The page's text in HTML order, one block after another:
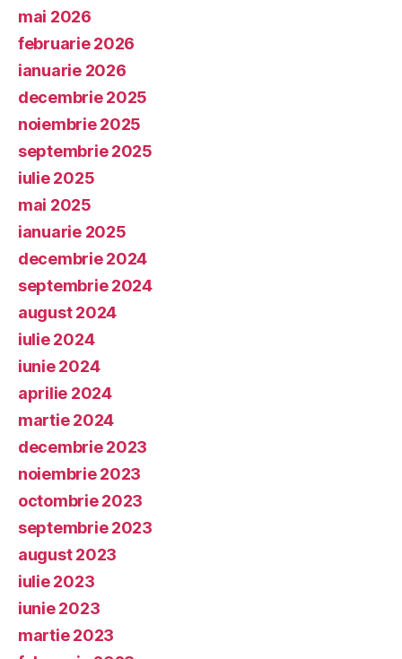
mai 2026
februarie 2026
ianuarie 2026
decembrie 2025
noiembrie 2025
septembrie 2025
iulie 2025
mai 2025
ianuarie 2025
decembrie 2024
septembrie 2024
august 2024
iulie 2024
iunie 2024
aprilie 2024
martie 2024
decembrie 2023
noiembrie 2023
octombrie 2023
septembrie 2023
august 2023
iulie 2023
iunie 2023
martie 2023